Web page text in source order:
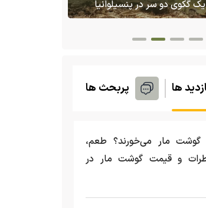
ها پربحث ها
مار می‌خورند؟ طعم،
و قیمت گوشت مار در